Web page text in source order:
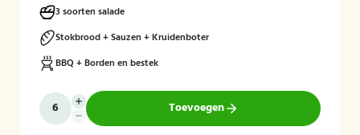
3 soorten salade
Stokbrood + Sauzen + Kruidenboter
BBQ + Borden en bestek
Toevoegen